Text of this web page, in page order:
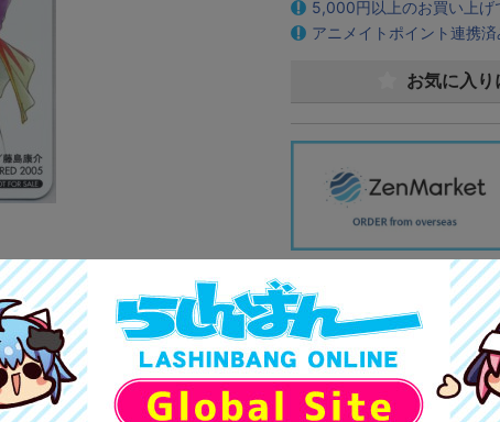
5,000円以上のお買い上げ
アニメイトポイント連携済
お気に入り
商品画像は商品説明のため
販促物、書籍の帯やぬいぐ
商品名や備考欄に特別な記
「電池」は原則として保証
ゲーム機本体には、SDカー